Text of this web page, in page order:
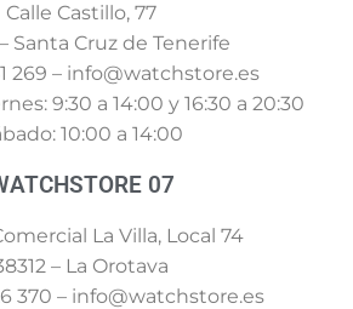
Calle Castillo, 77
Santa Cruz de Tenerife
269 – info@watchstore.es
9:30 a 14:00 y 16:30 a 20:30
10:00 a 14:00
07
La Villa, Local 74
– La Orotava
370 – info@watchstore.es